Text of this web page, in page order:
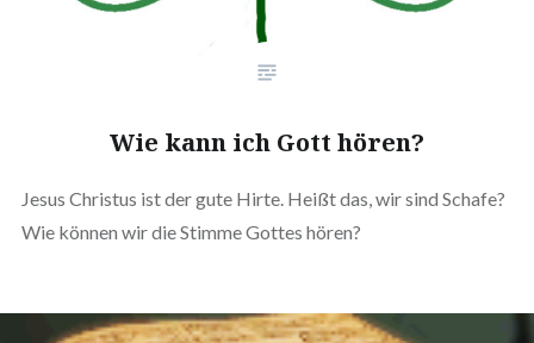
Wie kann ich Gott hören?
Jesus Christus ist der gute Hirte. Heißt das, wir sind Schafe?
Wie können wir die Stimme Gottes hören?